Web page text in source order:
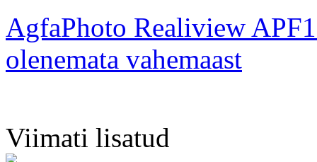
AgfaPhoto Realiview
olenemata vahemaast
Viimati lisatud